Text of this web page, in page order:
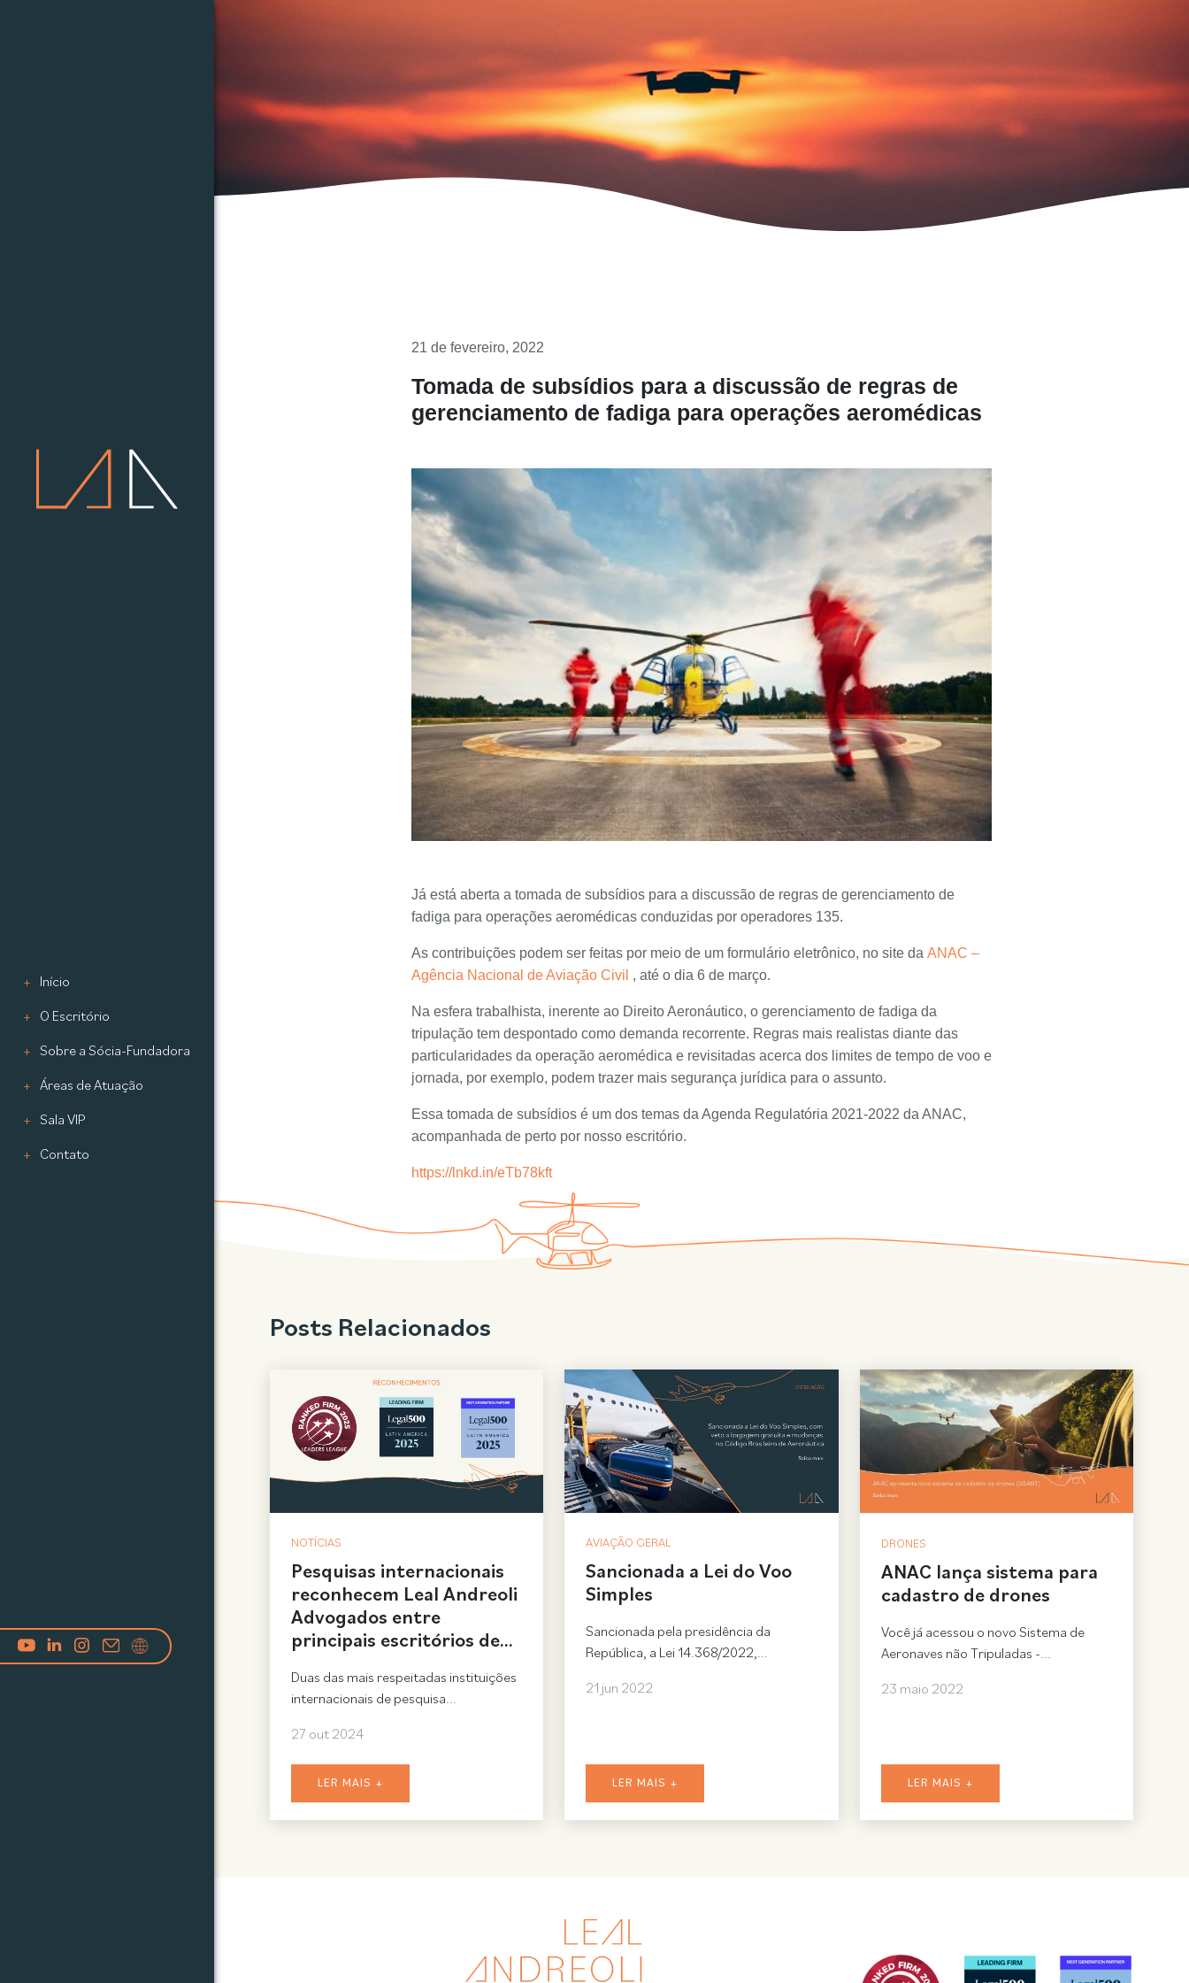
Início
O Escritório
Sobre a Sócia-Fundadora
Áreas de Atuação
Sala VIP
Contato
21 de fevereiro, 2022
Tomada de subsídios para a discussão de regras de
gerenciamento de fadiga para operações aeromédicas
Já está aberta a tomada de subsídios para a discussão de regras de gerenciamento de
fadiga para operações aeromédicas conduzidas por operadores 135.
As contribuições podem ser feitas por meio de um formulário eletrônico, no site da ANAC –
Agência Nacional de Aviação Civil , até o dia 6 de março.
Na esfera trabalhista, inerente ao Direito Aeronáutico, o gerenciamento de fadiga da
tripulação tem despontado como demanda recorrente. Regras mais realistas diante das
particularidades da operação aeromédica e revisitadas acerca dos limites de tempo de voo e
jornada, por exemplo, podem trazer mais segurança jurídica para o assunto.
Essa tomada de subsídios é um dos temas da Agenda Regulatória 2021-2022 da ANAC,
acompanhada de perto por nosso escritório.
https://lnkd.in/eTb78kft
Posts Relacionados
NOTÍCIAS
Pesquisas internacionais
reconhecem Leal Andreoli
Advogados entre
principais escritórios de…
Duas das mais respeitadas instituições
internacionais de pesquisa...
27 out 2024
LER MAIS +
AVIAÇÃO GERAL
Sancionada a Lei do Voo
Simples
Sancionada pela presidência da
República, a Lei 14.368/2022,...
21 jun 2022
LER MAIS +
DRONES
ANAC lança sistema para
cadastro de drones
Você já acessou o novo Sistema de
Aeronaves não Tripuladas -...
23 maio 2022
LER MAIS +